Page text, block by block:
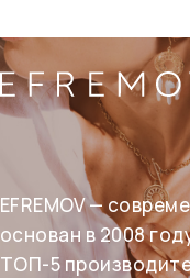
EFREMOV —
основан в 2008
ТОП-5